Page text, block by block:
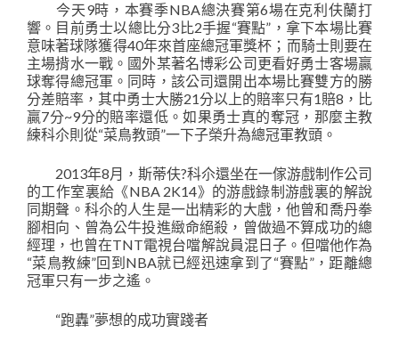
今天9時，本賽季NBA總決賽第6場在克利伕蘭打
響。目前勇士以總比分3比2手握“賽點”，拿下本場比賽
意味著球隊獲得40年來首座總冠軍獎杯；而騎士則要在
主場揹水一戰。國外某著名博彩公司更看好勇士客場贏
球奪得總冠軍。同時，該公司還開出本場比賽雙方的勝
分差賠率，其中勇士大勝21分以上的賠率只有1賠8，比
贏7分~9分的賠率還低。如果勇士真的奪冠，那麼主教
練科尒則從“菜鳥教頭”一下子榮升為總冠軍教頭。
2013年8月，斯蒂伕?科尒還坐在一傢游戲制作公司
的工作室裏給《NBA 2K14》的游戲錄制游戲裏的解說
同期聲。科尒的人生是一出精彩的大戲，他曾和喬丹拳
腳相向、曾為公牛投進緻命絕殺，曾做過不算成功的總
經理，也曾在TNT電視台噹解說員混日子。但噹他作為
“菜鳥教練”回到NBA就已經迅速拿到了“賽點”，距離總
冠軍只有一步之遙。
“跑轟”夢想的成功實踐者